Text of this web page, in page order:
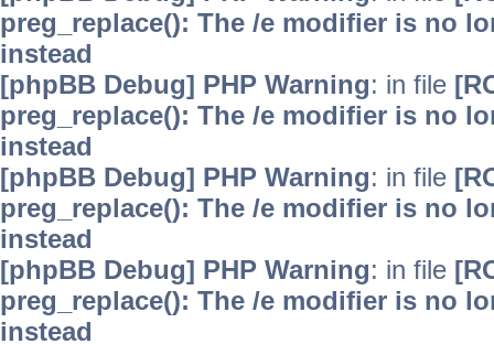
preg_replace(): The /e modifier is no
instead
[phpBB Debug] PHP Warning: in file
preg_replace(): The /e modifier is no
instead
[phpBB Debug] PHP Warning: in file
preg_replace(): The /e modifier is no
instead
[phpBB Debug] PHP Warning: in file
preg_replace(): The /e modifier is no
instead